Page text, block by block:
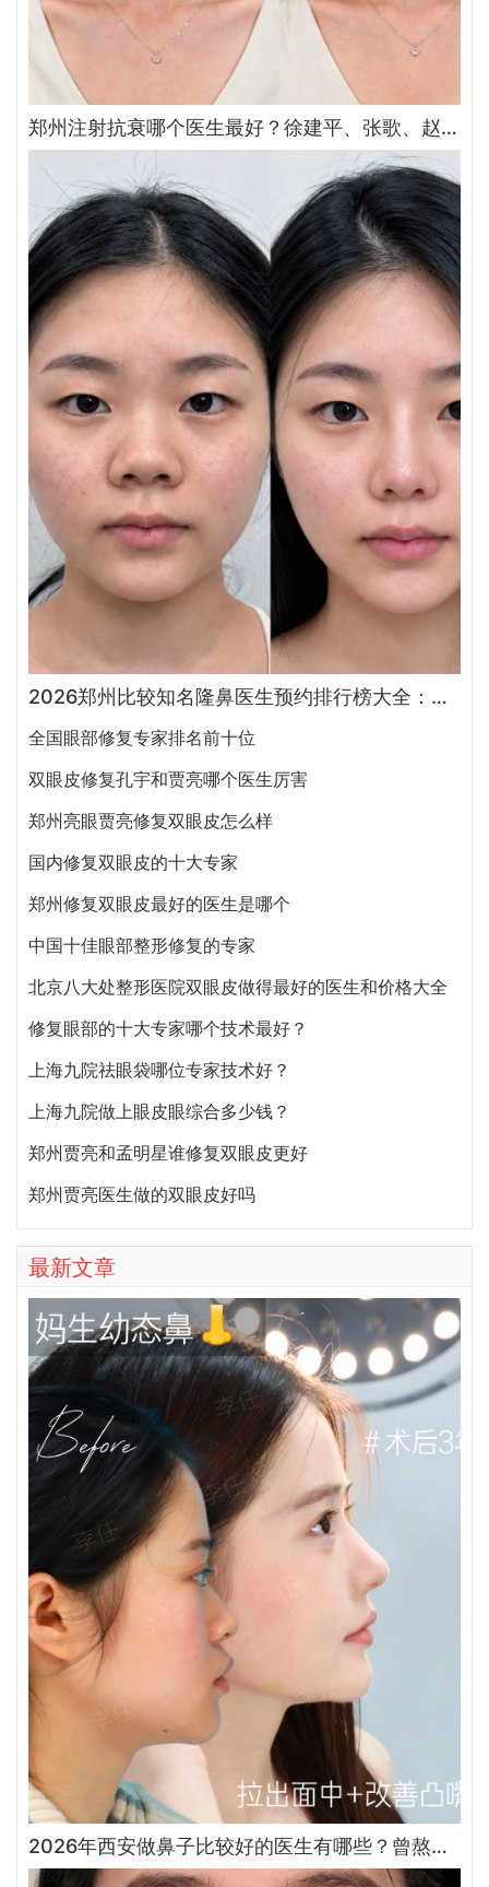
郑州注射抗衰哪个医生最好？徐建平、张歌、赵永华、张婉霞、王妍芝、唐喜、李娟、朱怡梦哪个好？
2026郑州比较知名隆鼻医生预约排行榜大全：胡志成、周蔚、张海洋、王启立、张鹏、李冰谁做鼻子更好？
全国眼部修复专家排名前十位
双眼皮修复孔宇和贾亮哪个医生厉害
郑州亮眼贾亮修复双眼皮怎么样
国内修复双眼皮的十大专家
郑州修复双眼皮最好的医生是哪个
中国十佳眼部整形修复的专家
北京八大处整形医院双眼皮做得最好的医生和价格大全
修复眼部的十大专家哪个技术最好？
上海九院祛眼袋哪位专家技术好？
上海九院做上眼皮眼综合多少钱？
郑州贾亮和孟明星谁修复双眼皮更好
郑州贾亮医生做的双眼皮好吗
最新文章
2026年西安做鼻子比较好的医生有哪些？曾熬、霍玉旺、房志强、蒋立、刘宝军哪个更好？